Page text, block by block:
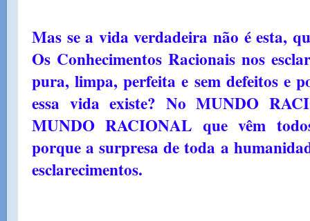
Mas se a vida verdadeira não é esta,
Os Conhecimentos Racionais nos
pura, limpa, perfeita e sem defeitos e
essa vida existe? No MUNDO
MUNDO RACIONAL que vêm
porque a surpresa de toda a
esclarecimentos.